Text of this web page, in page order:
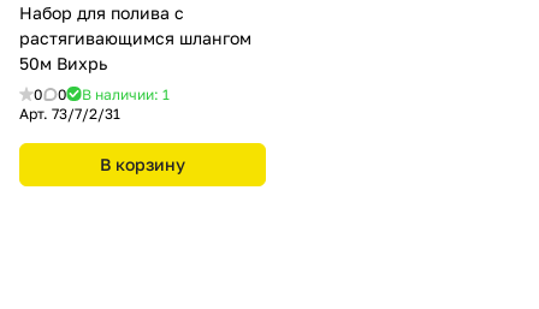
Набор для полива с
растягивающимся шлангом
50м Вихрь
0 0
В наличии: 1
Арт. 73/7/2/31
В корзину